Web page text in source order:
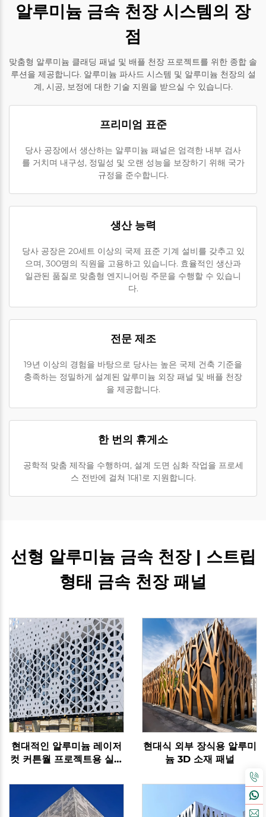
알루미늄 금속 천장 시스템의 장
점
맞춤형 알루미늄 클래딩 패널 및 배플 천장 프로젝트를 위한 종합 솔
루션을 제공합니다. 알루미늄 파사드 시스템 및 알루미늄 천장의 설
계, 시공, 보정에 대한 기술 지원을 받으실 수 있습니다.
프리미엄 표준
당사 공장에서 생산하는 알루미늄 패널은 엄격한 내부 검사
를 거치며 내구성, 정밀성 및 오랜 성능을 보장하기 위해 국가
규정을 준수합니다.
생산 능력
당사 공장은 20세트 이상의 국제 표준 기계 설비를 갖추고 있
으며, 300명의 직원을 고용하고 있습니다. 효율적인 생산과
일관된 품질로 맞춤형 엔지니어링 주문을 수행할 수 있습니
다.
전문 제조
19년 이상의 경험을 바탕으로 당사는 높은 국제 건축 기준을
충족하는 정밀하게 설계된 알루미늄 외장 패널 및 배플 천장
을 제공합니다.
한 번의 휴게소
공학적 맞춤 제작을 수행하며, 설계 도면 심화 작업을 프로세
스 전반에 걸쳐 1대1로 지원합니다.
선형 알루미늄 금속 천장 | 스트립
형태 금속 천장 패널
현대적인 알루미늄 레이저
컷 커튼월 프로젝트용 실외
현대식 외부 장식용 알루미
늄 3D 소재 패널